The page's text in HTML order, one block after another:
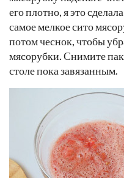
его плотно, я это
самое мелкое сито
потом чеснок, чтобы
мясорубки. Снимите
столе пока завязанным.